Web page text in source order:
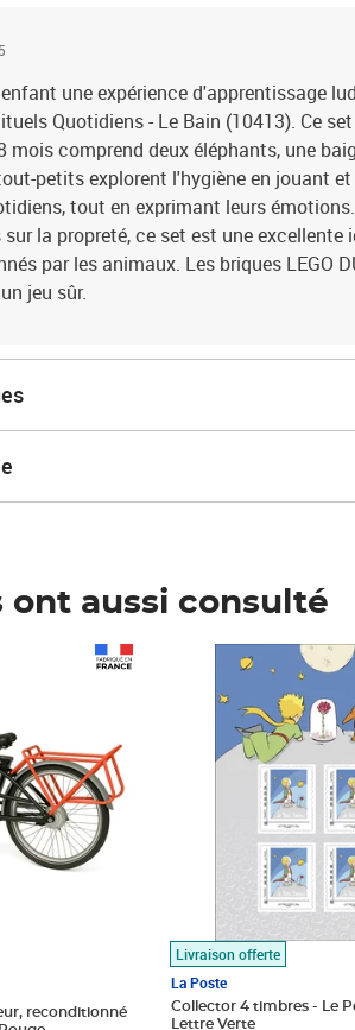
une expérience d'apprentissage
Quotidiens - Le Bain (10413). Ce
mois comprend deux éléphants, une
petits explorent l'hygiène en jouant
tout en exprimant leurs
la propreté, ce set est une excellente
par les animaux. Les briques LEGO
jeu sûr.
ont aussi consulté
reconditionné
Livraison offerte
La Poste
Collector 4 timbres - Le
Lettre Verte
Prix 7,50€